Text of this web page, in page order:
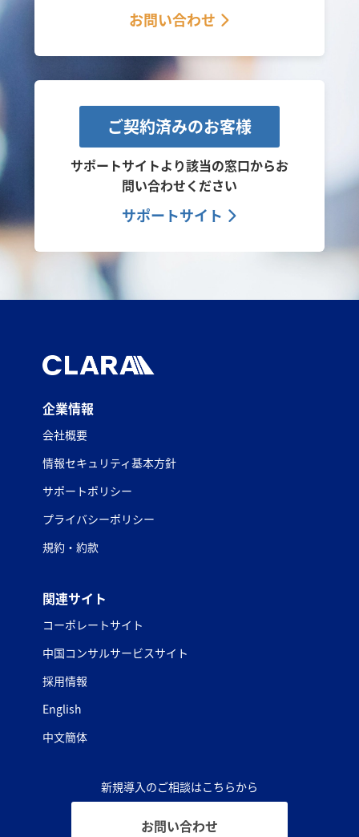
お問い合わせ
ご契約済みのお客様
サポートサイトより該当の窓口からお
問い合わせください
サポートサイト
企業情報
会社概要
情報セキュリティ基本方針
サポートポリシー
プライバシーポリシー
規約・約款
関連サイト
コーポレートサイト
中国コンサルサービスサイト
採用情報
English
中文簡体
新規導入のご相談はこちらから
お問い合わせ